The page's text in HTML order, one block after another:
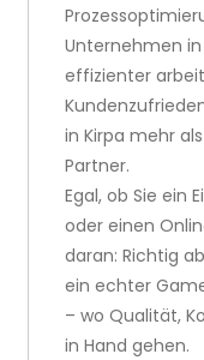
Unternehmen
effizienter
in Kirpa mehr
Partner.
Egal, ob Sie ein
oder einen
daran: Richtig
ein echter
– wo Qualität,
in Hand gehen.